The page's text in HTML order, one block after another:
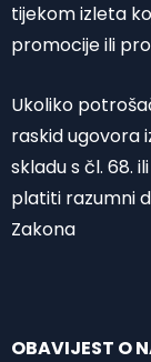
tijekom izleta
promocije ili
Ukoliko
raskid ugovora
skladu s čl. 68.
platiti razumni
Zakona
OBAVIJEST O